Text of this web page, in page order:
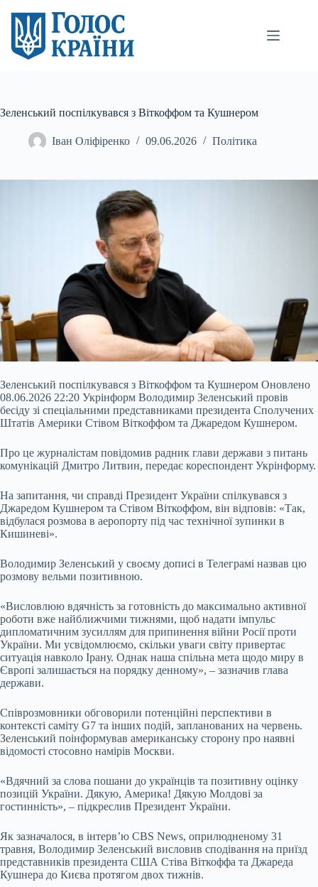
вмісту
Зеленський поспілкувався з Віткоффом та Кушнером
Іван Оліфіренко 09.06.2026 Політика
Зеленський поспілкувався з Віткоффом та Кушнером Оновлено
08.06.2026 22:20 Укрінформ Володимир Зеленський провів
бесіду зі спеціальними представниками президента Сполучених
Штатів Америки Стівом Віткоффом та Джаредом Кушнером.
Про це журналістам повідомив радник глави держави з питань
комунікацій Дмитро Литвин, передає кореспондент Укрінформу.
На запитання, чи справді Президент України спілкувався з
Джаредом Кушнером та Стівом Віткоффом, він відповів: «Так,
відбулася розмова в аеропорту під час технічної зупинки в
Кишиневі».
Володимир Зеленський у своєму дописі в Телеграмі назвав цю
розмову вельми позитивною.
«Висловлюю вдячність за готовність до максимально активної
роботи вже найближчими тижнями, щоб надати імпульс
дипломатичним зусиллям для припинення війни Росії проти
України. Ми усвідомлюємо, скільки уваги світу привертає
ситуація навколо Ірану. Однак наша спільна мета щодо миру в
Європі залишається на порядку денному», – зазначив глава
держави.
Співрозмовники обговорили потенційні перспективи в
контексті саміту G7 та інших подій, запланованих на червень.
Зеленський поінформував американську сторону про наявні
відомості стосовно намірів Москви.
«Вдячний за слова пошани до українців та позитивну оцінку
позицій України. Дякую, Америка! Дякую Молдові за
гостинність», – підкреслив Президент України.
Як зазначалося, в інтерв’ю CBS News, оприлюдненому 31
травня, Володимир Зеленський висловив сподівання на приїзд
представників президента США Стіва Віткоффа та Джареда
Кушнера до Києва протягом двох тижнів.